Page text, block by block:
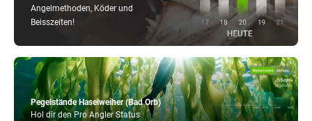
Pegelstände Haselweiher (Bad Orb)
Hol dir den Pro Angler Status
Angelmethoden, Köder und
Beisszeiten!